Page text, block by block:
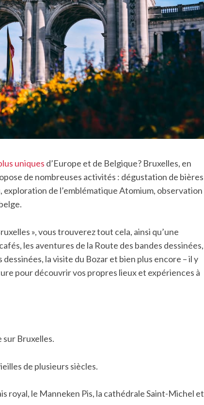
uniques d’Europe et de Belgique? Bruxelles, en
de nombreuses activités : dégustation de bières
de l’emblématique Atomium, observation
», vous trouverez tout cela, ainsi qu’une
les aventures de la Route des bandes dessinées,
la visite du Bozar et bien plus encore – il y
pour découvrir vos propres lieux et expériences à
sur Bruxelles.
de plusieurs siècles.
royal, le Manneken Pis, la cathédrale Saint-Michel et